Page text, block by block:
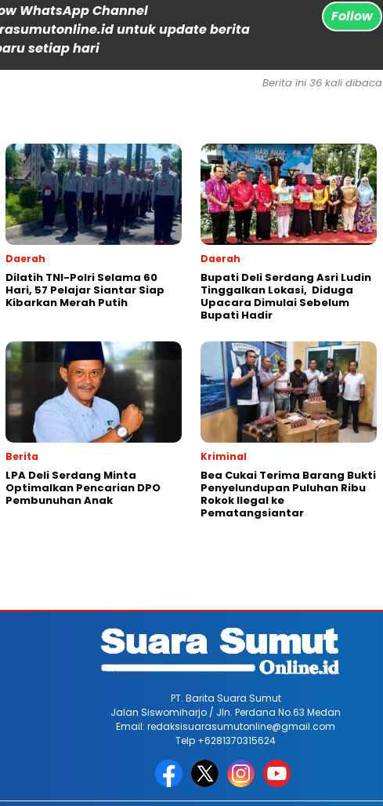
WhatsApp Channel
untuk update berita
setiap hari
Follow
Berita ini 36 kali dibaca
Daerah
Dilatih TNI-Polri Selama 60
Hari, 57 Pelajar Siantar Siap
Kibarkan Merah Putih
Daerah
Bupati Deli Serdang Asri Ludin
Tinggalkan Lokasi, Diduga
Upacara Dimulai Sebelum
Bupati Hadir
Berita
LPA Deli Serdang Minta
Optimalkan Pencarian DPO
Pembunuhan Anak
Kriminal
Bea Cukai Terima Barang Bukti
Penyelundupan Puluhan Ribu
Rokok Ilegal ke
Pematangsiantar
PT. Barita Suara Sumut
Jalan Siswomiharjo / Jln. Perdana No.63 Medan
Email: redaksisuarasumutonline@gmail.com
Telp +6281370315624